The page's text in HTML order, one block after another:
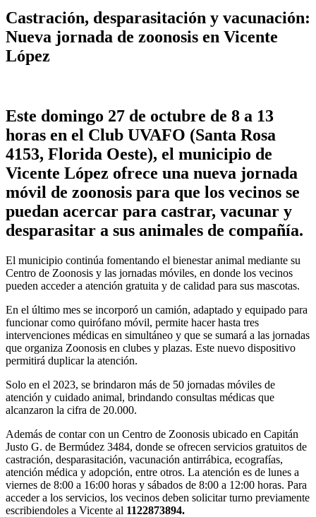
Castración, desparasitación y vacunación:
Nueva jornada de zoonosis en Vicente
López
Este domingo 27 de octubre de 8 a 13
horas en el Club UVAFO (Santa Rosa
4153, Florida Oeste), el municipio de
Vicente López ofrece una nueva jornada
móvil de zoonosis para que los vecinos se
puedan acercar para castrar, vacunar y
desparasitar a sus animales de compañía.
El municipio continúa fomentando el bienestar animal mediante su
Centro de Zoonosis y las jornadas móviles, en donde los vecinos
pueden acceder a atención gratuita y de calidad para sus mascotas.
En el último mes se incorporó un camión, adaptado y equipado para
funcionar como quirófano móvil, permite hacer hasta tres
intervenciones médicas en simultáneo y que se sumará a las jornadas
que organiza Zoonosis en clubes y plazas. Este nuevo dispositivo
permitirá duplicar la atención.
Solo en el 2023, se brindaron más de 50 jornadas móviles de
atención y cuidado animal, brindando consultas médicas que
alcanzaron la cifra de 20.000.
Además de contar con un Centro de Zoonosis ubicado en Capitán
Justo G. de Bermúdez 3484, donde se ofrecen servicios gratuitos de
castración, desparasitación, vacunación antirrábica, ecografías,
atención médica y adopción, entre otros. La atención es de lunes a
viernes de 8:00 a 16:00 horas y sábados de 8:00 a 12:00 horas. Para
acceder a los servicios, los vecinos deben solicitar turno previamente
escribiendoles a Vicente al 1122873894.